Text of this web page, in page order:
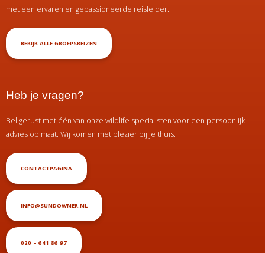
met een ervaren en gepassioneerde reisleider.
BEKIJK ALLE GROEPSREIZEN
Heb je vragen?
Bel gerust met één van onze wildlife specialisten voor een persoonlijk
advies op maat. Wij komen met plezier bij je thuis.
CONTACTPAGINA
INFO@SUNDOWNER.NL
020 – 641 86 97